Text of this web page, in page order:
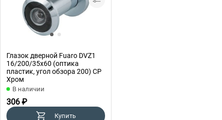
Глазок дверной Fuaro DVZ1
16/200/35x60 (оптика
пластик, угол обзора 200) CP
Хром
В наличии
306 ₽
Купить